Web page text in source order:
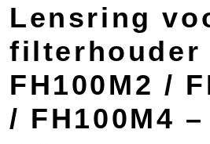
Lensring
filterhouder
FH100M2 /
/ FH100M4